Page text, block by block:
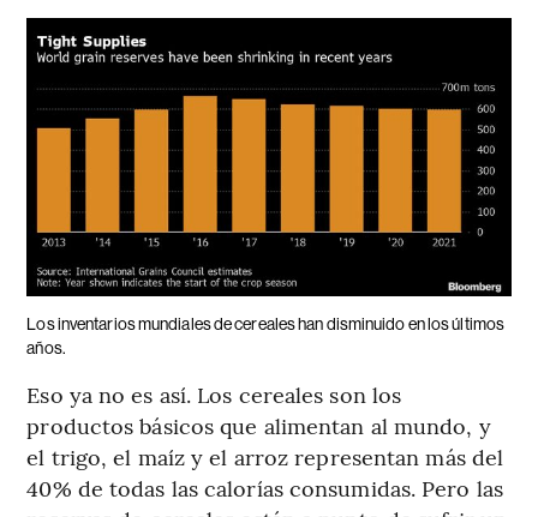
Los inventarios mundiales de cereales han disminuido en los últimos
años.
Eso ya no es así. Los cereales son los
productos básicos que alimentan al mundo, y
el trigo, el maíz y el arroz representan más del
40% de todas las calorías consumidas. Pero las